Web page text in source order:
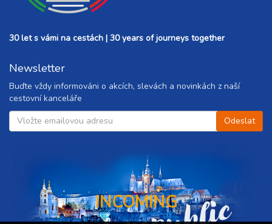
30 let s vámi na cestách | 30 years of journeys together
Newsletter
Buďte vždy informováni o akcích, slevách a novinkách z naší
cestovní kanceláře
INCOMING